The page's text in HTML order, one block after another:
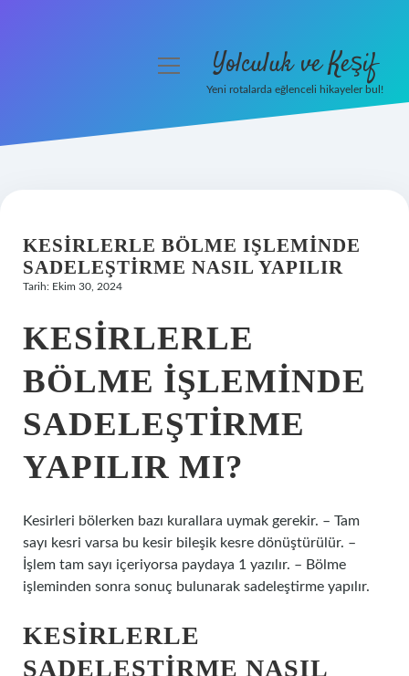
Hakkımızda
menüyü Yolculuk ve Keşif
Yeni rotalarda eğlenceli hikayeler bul!
KESIRLERLE BÖLME IŞLEMINDE
SADELEŞTIRME NASIL YAPILIR
Tarih: Ekim 30, 2024
KESIRLERLE
BÖLME IŞLEMINDE
SADELEŞTIRME
YAPILIR MI?
Kesirleri bölerken bazı kurallara uymak gerekir. – Tam
sayı kesri varsa bu kesir bileşik kesre dönüştürülür. –
İşlem tam sayı içeriyorsa paydaya 1 yazılır. – Bölme
işleminden sonra sonuç bulunarak sadeleştirme yapılır.
KESIRLERLE
SADELEŞTIRME NASIL